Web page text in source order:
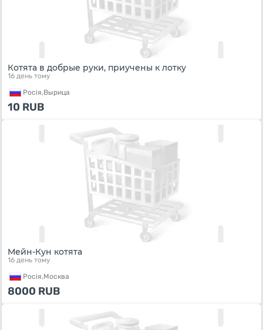
Котята в добрые руки, приучены к лотку
16 день тому
Росiя,Вырица
10 RUB
Мейн-Кун котята
16 день тому
Росiя,Москва
8000 RUB